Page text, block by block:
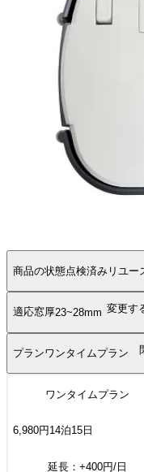
商品の状態点検済みリユー
適応窓厚23~28mm 変更す
プランワンタイムプラン
ワンタイムプラン
6,980円 14泊15 日
延長：+400円/日